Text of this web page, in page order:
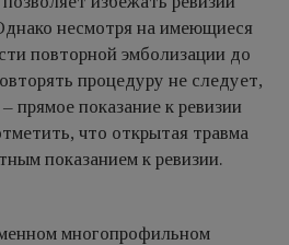
несмотря на имеющиеся
повторной эмболизации до
процедуру не следует,
прямое показание к ревизии
что открытая травма
показанием к ревизии.
многопрофильном